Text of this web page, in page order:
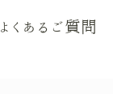
よくあるご質問